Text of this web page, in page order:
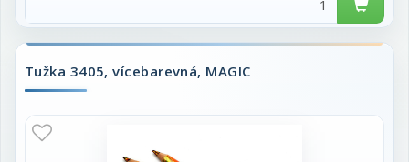
Tužka 3405, vícebarevná, MAGIC